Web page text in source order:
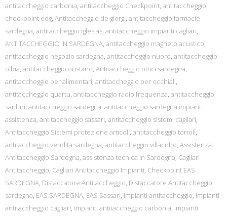
antitaccheggio carbonia, antitaccheggio Checkpoint, antitaccheggio
checkpoint edg, Antitaccheggio de giorgi, antitaccheggio farmacie
sardegna, antitaccheggio iglesias, antitaccheggio impianti cagliari,
ANTITACCHEGGIO IN SARDEGNA, antitaccheggio magneto acustico,
antitaccheggio negozio sardegna, antitaccheggio nuoro, antitaccheggio
olbia, antitaccheggio oristano, Antitaccheggio ottici sardegna,
antitaccheggio per alimentari, antitaccheggio per occhiali,
antitaccheggio quartu, antitaccheggio radio frequenza, antitaccheggio
sanluri, antitaccheggio sardegna, antitaccheggio sardegna impianti
assistenza, antitaccheggio sassari, antitaccheggio sistemi cagliari,
Antitaccheggio Sistemi protezione articoli, antitaccheggio tortolì,
antitaccheggio vendita sardegna, antitaccheggio villacidro, Assistenza
Antitaccheggio Sardegna, assistenza tecnica in Sardegna, Cagliari
Antitaccheggio, Cagliari Antitaccheggio Impianti, Checkpoint EAS
SARDEGNA, Distaccatore Antitaccheggio, Distaccatore Antitaccheggio
sardegna, EAS SARDEGNA, EAS Sassari, impianti antitaccheggio, impianti
antitaccheggio cagliari, impianti antitaccheggio carbonia, impianti